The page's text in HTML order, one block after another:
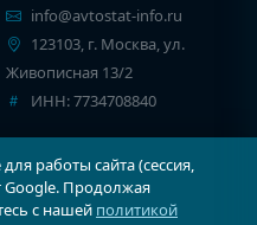
info@avtostat-info.ru
123103, г. Москва, ул.
Живописная 13/2
ИНН: 7734708840
работы сайта (сессия,
Google. Продолжая
с нашей политикой